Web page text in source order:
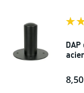
acier